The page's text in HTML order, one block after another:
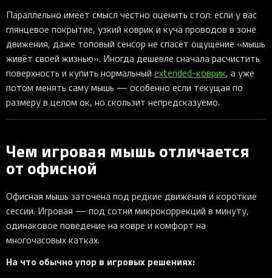
Параллельно имеет смысл честно оценить стол: если у вас
глянцевое покрытие, узкий коврик и куча проводов в зоне
движения, даже топовый сенсор не спасёт ощущение «мышь
живёт своей жизнью». Иногда дешевле сначала расчистить
поверхность и купить нормальный extended-коврик, а уже
потом менять саму мышь — особенно если текущая по
размеру в целом ок, но скользит непредсказуемо.
Чем игровая мышь отличается
от офисной
Офисная мышь заточена под редкие движения и короткие
сессии. Игровая — под сотни микрокоррекций в минуту,
одинаковое поведение на ковре и комфорт на
многочасовых катках.
На что обычно упор в игровых решениях: